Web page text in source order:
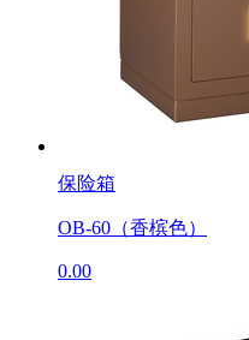
保险箱
OB-60（香槟色）
0.00